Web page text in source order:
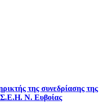
της συνεδρίασης της
Ν. Ευβοίας